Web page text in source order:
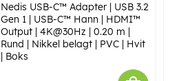
Nedis USB-C™ Adapter | USB 3.2
Gen 1 | USB-C™ Hann | HDMI™
Output | 4K@30Hz | 0.20 m |
Rund | Nikkel belagt | PVC | Hvit
| Boks